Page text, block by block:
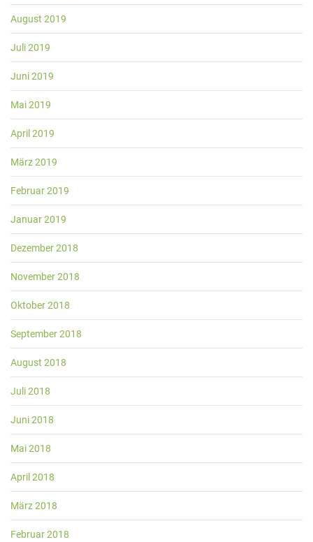
August 2019
Juli 2019
Juni 2019
Mai 2019
April 2019
März 2019
Februar 2019
Januar 2019
Dezember 2018
November 2018
Oktober 2018
September 2018
August 2018
Juli 2018
Juni 2018
Mai 2018
April 2018
März 2018
Februar 2018